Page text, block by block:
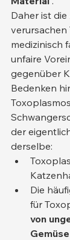
Daher ist die
verursachen
medizinisch
unfaire
gegenüber
Bedenken
der
derselbe:
Die
für
von
Gemüse